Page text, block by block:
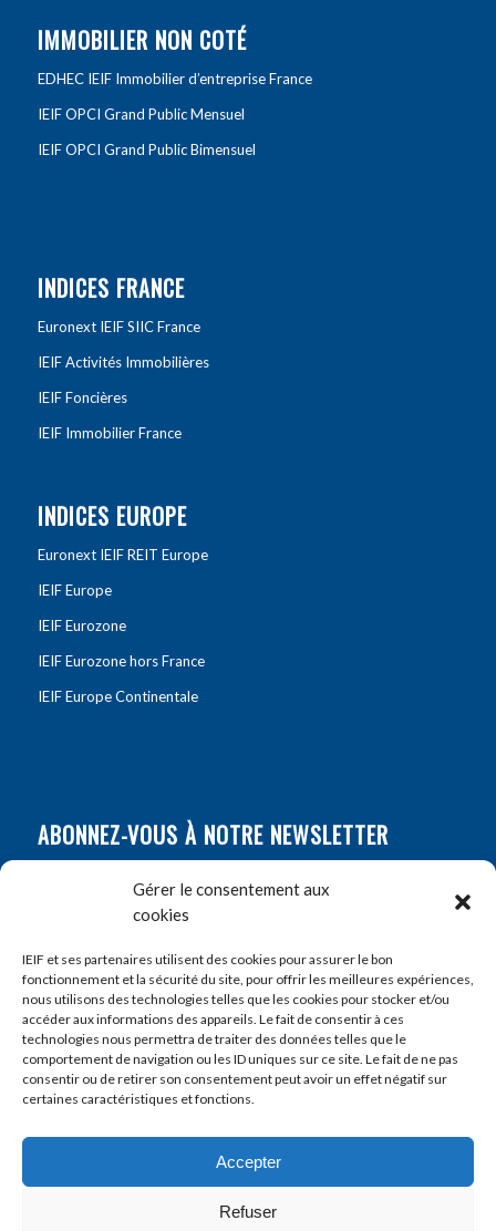
Gérer le consentement aux
cookies
IEIF et ses partenaires utilisent des cookies pour assurer le bon
fonctionnement et la sécurité du site, pour offrir les meilleures expériences,
nous utilisons des technologies telles que les cookies pour stocker et/ou
accéder aux informations des appareils. Le fait de consentir à ces
technologies nous permettra de traiter des données telles que le
comportement de navigation ou les ID uniques sur ce site. Le fait de ne pas
consentir ou de retirer son consentement peut avoir un effet négatif sur
certaines caractéristiques et fonctions.
Accepter
Refuser
IMMOBILIER NON COTÉ
EDHEC IEIF Immobilier d’entreprise France
IEIF OPCI Grand Public Mensuel
IEIF OPCI Grand Public Bimensuel
INDICES FRANCE
Euronext IEIF SIIC France
IEIF Activités Immobilières
IEIF Foncières
IEIF Immobilier France
INDICES EUROPE
Euronext IEIF REIT Europe
IEIF Europe
IEIF Eurozone
IEIF Eurozone hors France
IEIF Europe Continentale
ABONNEZ-VOUS À NOTRE NEWSLETTER
Prénom*
E-mail*